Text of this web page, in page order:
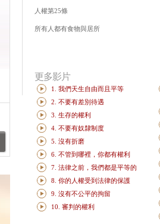
人權第25條
所有人都有食物與居所
更多影片
1. 我們天生自由而且平等
2. 不要有差別待遇
3. 生存的權利
4. 不要有奴隸制度
5. 沒有折磨
6. 不管到哪裡，你都有權利
7. 法律之前，我們都是平等的
8. 你的人權受到法律的保護
9. 沒有不公平的拘留
10. 審判的權利